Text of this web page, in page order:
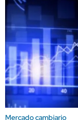
Mercado cambiario